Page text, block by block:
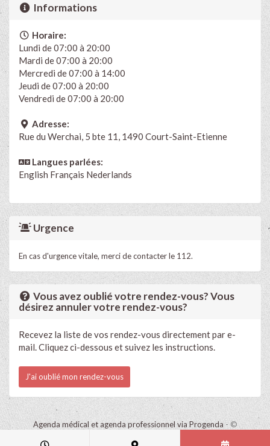
Informations
Horaire:
Lundi de 07:00 à 20:00
Mardi de 07:00 à 20:00
Mercredi de 07:00 à 14:00
Jeudi de 07:00 à 20:00
Vendredi de 07:00 à 20:00
Adresse:
Rue du Werchai, 5 bte 11, 1490 Court-Saint-Etienne
Langues parlées:
English Français Nederlands
Urgence
En cas d'urgence vitale, merci de contacter le 112.
Vous avez oublié votre rendez-vous? Vous
désirez annuler votre rendez-vous?
Recevez la liste de vos rendez-vous directement par e-
mail. Cliquez ci-dessous et suivez les instructions.
J'ai oublié mon rendez-vous
Agenda médical et agenda professionnel via Progenda - ©